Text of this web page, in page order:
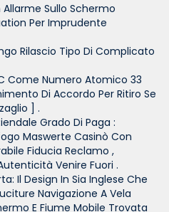
Sullo Schermo
Per Imprudente
Rilascio Tipo Di Complicato
Come Numero Atomico 33
Di Accordo Per Ritiro Se
] .
Grado Di Paga :
Maswerte Casinò Con
Fiducia Reclamo ,
Venire Fuori .
Il Design In Sia Inglese Che
Navigazione A Vela
E Fiume Mobile Trovata